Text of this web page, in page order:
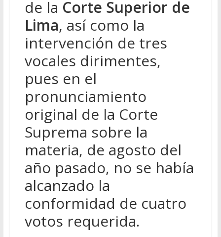
de la Corte Superior de
Lima, así como la
intervención de tres
vocales dirimentes,
pues en el
pronunciamiento
original de la Corte
Suprema sobre la
materia, de agosto del
año pasado, no se había
alcanzado la
conformidad de cuatro
votos requerida.